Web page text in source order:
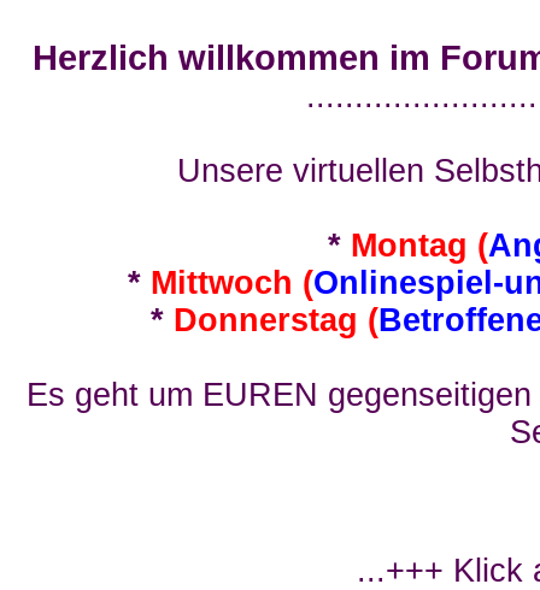
Herzlich willkommen im
Unsere virtuellen
* Montag (
* Mittwoch (Onlinespiel-
* Donnerstag (
Es geht um EUREN
...+++ Klick